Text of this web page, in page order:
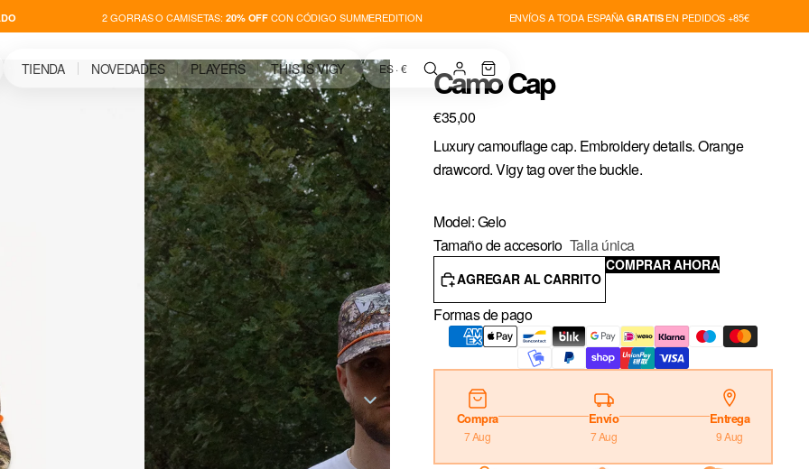
2 GORRAS O CAMISETAS:20% OFFCON CÓDIGO SUMMEREDITION ENVÍOS A TODA ESPAÑAGRATISEN PEDIDOS +85€
TIENDA NOVEDADES PLAYERS THIS IS VIGY ES · € Camo Cap
€35,00
Luxury camouflage cap. Embroidery details.Orange
drawcord. Vigy tag over the buckle.
Model: Gelo
Tamaño de accesorio Talla única
AGREGAR AL CARRITO
COMPRAR AHORA
Formas de pago
Compra
7 Aug
Envío
7 Aug
Entrega
9 Aug